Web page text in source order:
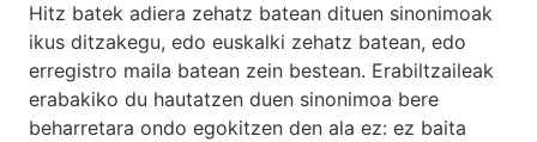
Hitz batek adiera zehatz batean dituen sinonimoak
ikus ditzakegu, edo euskalki zehatz batean, edo
erregistro maila batean zein bestean. Erabiltzaileak
erabakiko du hautatzen duen sinonimoa bere
beharretara ondo egokitzen den ala ez: ez baita